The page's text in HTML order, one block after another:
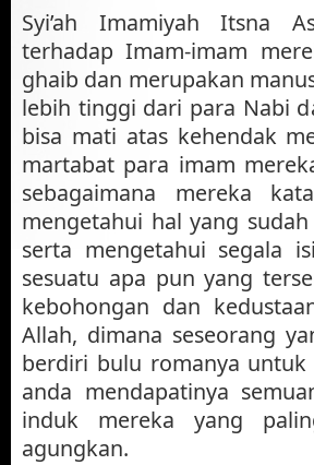
Syi’ah Imamiyah Itsna
terhadap Imam-imam
ghaib dan merupakan
lebih tinggi dari para Nabi
bisa mati atas kehendak
martabat para imam
sebagaimana mereka
mengetahui hal yang
serta mengetahui segala
sesuatu apa pun yang
kebohongan dan
Allah, dimana seseorang
berdiri bulu romanya
anda mendapatinya
induk mereka yang
agungkan.